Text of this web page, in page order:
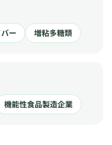
ー 増粘多糖類
機能性食品製造企業